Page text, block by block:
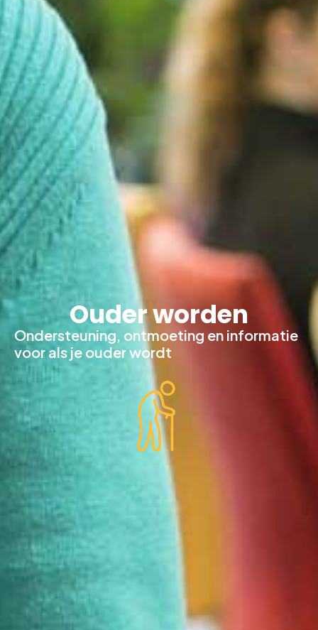
Ouder worden
Ondersteuning, ontmoeting en informatie
voor als je ouder wordt